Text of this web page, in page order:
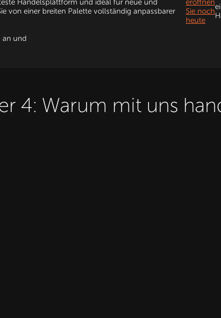
Handelsplattform und ideal für neue und
von einer breiten Palette vollständig anpassbarer
an und
eröffnen
Sie noch
heute
4: Warum mit uns